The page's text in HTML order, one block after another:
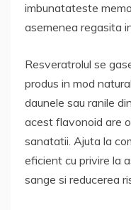
imbunatateste
asemenea regasita
Resveratrolul se
produs in mod
daunele sau ranile
acest flavonoid are
sanatatii. Ajuta la
eficient cu privire la
sange si reducerea